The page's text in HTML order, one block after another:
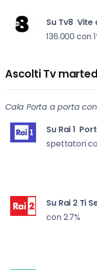
Su Tv8 Vite
136.000 con
Ascolti Tv
Cala Porta a porta
Su Rai 1
spettatori
Su Rai 2 Ti
con 2.7%